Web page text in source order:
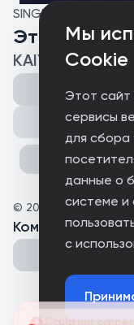
Мы
Cookie
Этот сайт
сервисы
для сбора
данные о
системе и
с
SINGLE
Этот Миг
KAIYA
© 2025 New Horizon
Комментарии(0 )
Could not
Could not